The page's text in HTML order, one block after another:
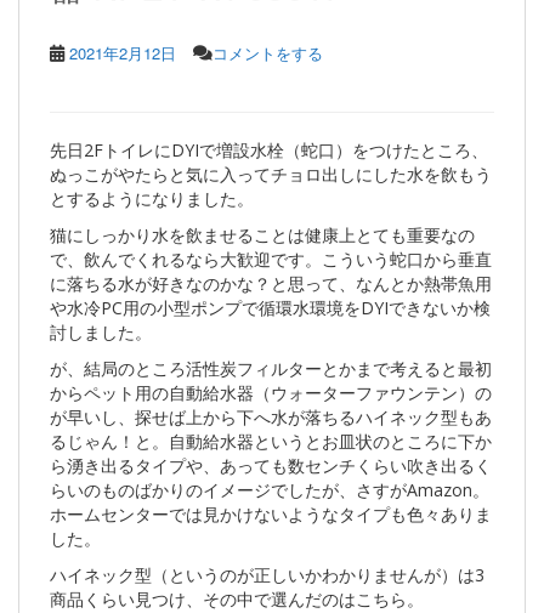
2021年2月12日 コメントをする
先日2FトイレにDYIで増設水栓（蛇口）をつけたところ、
ぬっこがやたらと気に入ってチョロ出しにした水を飲もう
とするようになりました。
猫にしっかり水を飲ませることは健康上とても重要なの
で、飲んでくれるなら大歓迎です。こういう蛇口から垂直
に落ちる水が好きなのかな？と思って、なんとか熱帯魚用
や水冷PC用の小型ポンプで循環水環境をDYIできないか検
討しました。
が、結局のところ活性炭フィルターとかまで考えると最初
からペット用の自動給水器（ウォーターファウンテン）の
が早いし、探せば上から下へ水が落ちるハイネック型もあ
るじゃん！と。自動給水器というとお皿状のところに下か
ら湧き出るタイプや、あっても数センチくらい吹き出るく
らいのものばかりのイメージでしたが、さすがAmazon。
ホームセンターでは見かけないようなタイプも色々ありま
した。
ハイネック型（というのが正しいかわかりませんが）は3
商品くらい見つけ、その中で選んだのはこちら。